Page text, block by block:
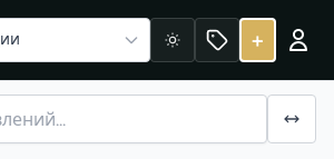
нет антикварных лотов —
Светлая +